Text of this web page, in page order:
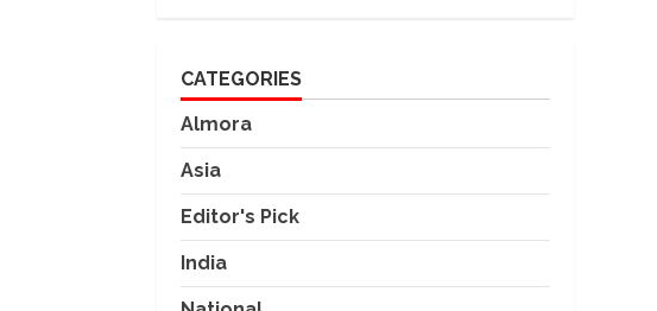
CATEGORIES
Almora
Asia
Editor's Pick
India